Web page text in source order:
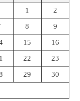
1 2
8 9
15 16
22 23
29 30